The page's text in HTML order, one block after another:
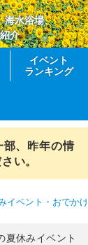
海水浴場、
介
イベント
ランキング
、昨年の情
い。
イベント・おでか
休みイベント